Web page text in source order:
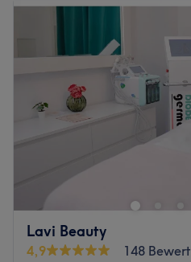
Dienstag
Donnerstag
Samstag
Sonntag
Suchst du ein Kosmetikstudio
du bei Beauty Life Concept in
genau an der richtigen
Team von Kosmetikerinnen,
und verschönert dich
persönlich. Deinen
Lavi Beauty
4,9
148